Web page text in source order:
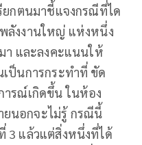
ยกตนมาชี้แจงกรณีที่ได
ลังงานใหญ่ แห่งหนึ่ง
า และลงคะแนนให้
เป็นการกระทำที่ ขัด
ารณ์เกิดขึ้น ในห้อง
นอกจะไม่รู้ กรณีนี้
3 แล้วแต่สิ่งหนึ่งที่ได้